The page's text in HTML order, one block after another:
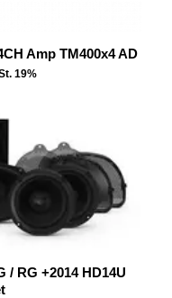
Amp TM400x4 AD
19%
/ RG +2014 HD14U